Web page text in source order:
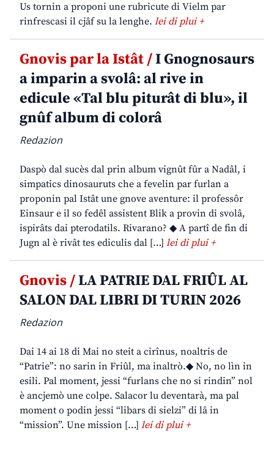
Us tornin a proponi une rubricute di Vielm par
rinfrescasi il cjâf su la lenghe. lei di plui +
Gnovis par la Istât /I Gnognosaurs
a imparin a svolâ: al rive in
edicule «Tal blu piturât di blu», il
gnûf album di colorâ
Redazion
Daspò dal sucès dal prin album vignût fûr a Nadâl, i
simpatics dinosauruts che a fevelin par furlan a
proponin pal Istât une gnove aventure: il professôr
Einsaur e il so fedêl assistent Blik a provin di svolâ,
ispirâts dai pterodatils. Rivarano? ◆ A partî de fin di
Jugn al è rivât tes ediculis dal […] lei di plui +
Gnovis /LA PATRIE DAL FRIÛL AL
SALON DAL LIBRI DI TURIN 2026
Redazion
Dai 14 ai 18 di Mai no steit a cirînus, noaltris de
“Patrie”: no sarin in Friûl, ma inaltrò.◆ No, no lìn in
esili. Pal moment, jessi “furlans che no si rindin” nol
è ancjemò une colpe. Salacor lu deventarà, ma pal
moment o podin jessi “libars di sielzi” di lâ in
“mission”. Une mission […] lei di plui +